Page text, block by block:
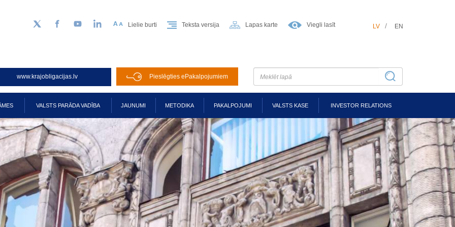
Sekojiet mums Twitter
FacebookYouTubeLinkedIn Lielie burti Teksta versija Lapas karte Viegli lasīt LV EN
www.krajobligacijas.lv Pieslēgties ePakalpojumiem
VALSTS PARĀDA VADĪBA JAUNUMI METODIKA PAKALPOJUMI VALSTS KASE INVESTOR RELATIONS